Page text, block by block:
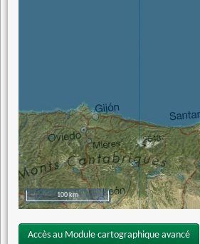
100 km
Accès au Module cartographique avancé